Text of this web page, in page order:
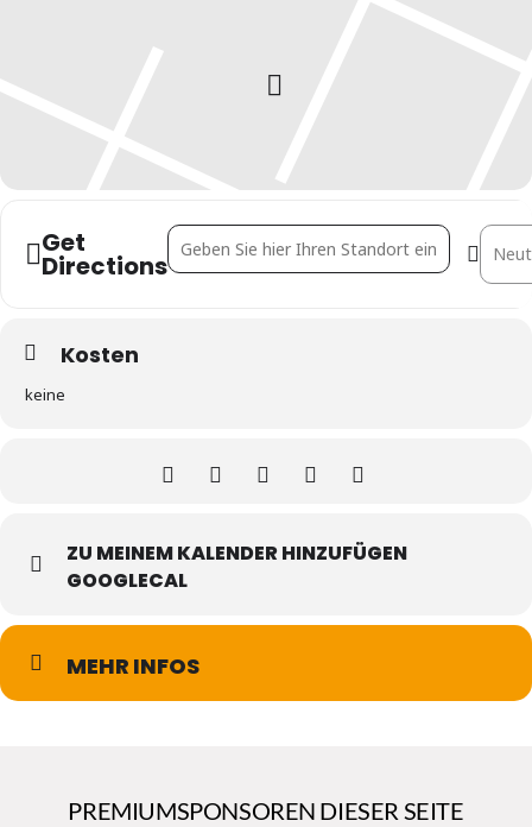
Get
Directions
Address - Drinks before home [aC3ROP1NX]
Kosten
keine
ZU MEINEM KALENDER HINZUFÜGEN
GOOGLECAL
MEHR INFOS
PREMIUMSPONSOREN DIESER SEITE